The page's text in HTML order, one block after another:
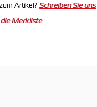
Artikel? Schreiben Sie uns